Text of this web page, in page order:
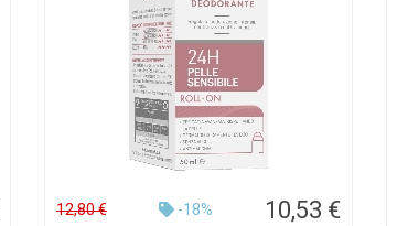
12,80 € -18% 10,53 €